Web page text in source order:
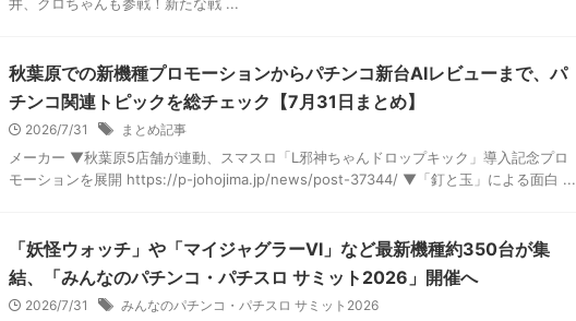
秋葉原での新機種プロモーションからパチンコ新台AIレビューまで、パ
チンコ関連トピックを総チェック【7月31日まとめ】
2026/7/31 まとめ記事
メーカー ▼秋葉原5店舗が連動、スマスロ「L邪神ちゃんドロップキック」導入記念プロ
モーションを展開 https://p-johojima.jp/news/post-37344/ ▼「釘と玉」による面白 ...
「妖怪ウォッチ」や「マイジャグラーⅥ」など最新機種約350台が集
結、「みんなのパチンコ・パチスロ サミット2026」開催へ
2026/7/31 みんなのパチンコ・パチスロ サミット2026